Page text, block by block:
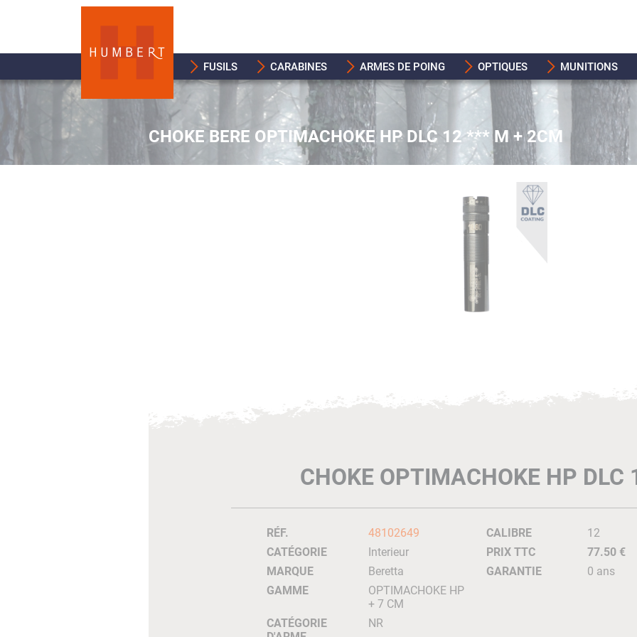
FUSILS CARABINES ARMES DE POING OPTIQUES MUNITIONS
CHOKE BERE OPTIMACHOKE HP DLC 12 *** M + 2CM
CHOKE OPTIMACHOKE HP DLC
RÉF.
48102649
CATÉGORIE
Interieur
MARQUE
Beretta
GAMME
OPTIMACHOKE HP
+ 7 CM
CATÉGORIE
NR
CALIBRE
12
PRIX TTC
77.50 €
GARANTIE
0 ans